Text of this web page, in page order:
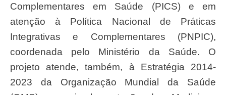
Complementares em Saúde (PICS) e em
atenção à Política Nacional de Práticas
Integrativas e Complementares (PNPIC),
coordenada pelo Ministério da Saúde. O
projeto atende, também, à Estratégia 2014-
2023 da Organização Mundial da Saúde